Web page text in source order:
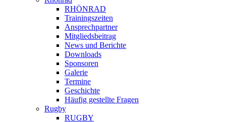
RHÖNRAD
Trainingszeiten
Ansprechpartner
Mitgliedsbeitrag
News und Berichte
Downloads
Sponsoren
Galerie
Termine
Geschichte
Häufig gestellte Fragen
Rugby
RUGBY